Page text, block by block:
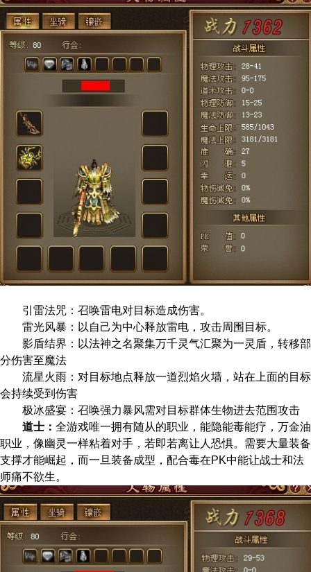
引雷法咒：召唤雷电对目标造成伤害。
雷光风暴：以自己为中心释放雷电，攻击周围目标。
影盾结界：以法神之名聚集万千灵气汇聚为一灵盾，转移部
分伤害至魔法
流星火雨：对目标地点释放一道烈焰火墙，站在上面的目标
会持续受到伤害
极冰盛宴：召唤强力暴风需对目标群体生物进去范围攻击
道士： 全游戏唯一拥有随从的职业，能隐能毒能疗，万金油
职业，像幽灵一样粘着对手，若即若离让人恐惧。需要大量装备
支撑才能崛起，而一旦装备成型，配合毒在PK中能让战士和法
师痛不欲生。